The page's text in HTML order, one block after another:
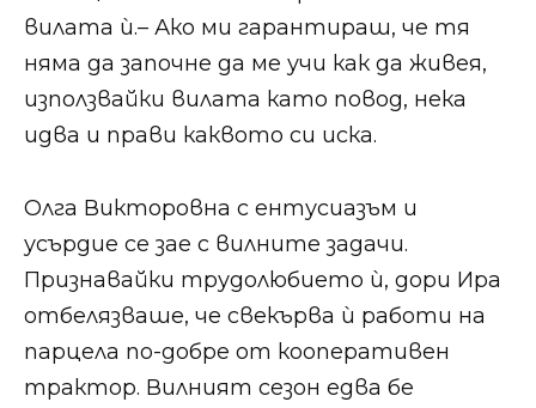
вилата ѝ.​​​– Ако ми гарантираш, че тя
няма да започне да ме учи как да живея,
използвайки вилата като повод, нека
идва и прави каквото си иска.​​
​​​Олга Викторовна с ентусиазъм и
усърдие се зае с вилните задачи.
Признавайки трудолюбието ѝ, дори Ира
отбелязваше, че свекърва ѝ работи на
парцела по-добре от кооперативен
трактор. Вилният сезон едва бе